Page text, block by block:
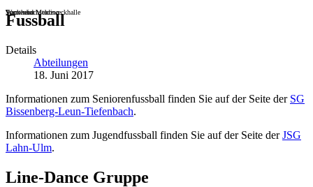
Sportheim
Turn- und Mehrzweckhalle
Wackenbachstadion
Fussball
Details
Abteilungen
18. Juni 2017
Informationen zum Seniorenfussball finden Sie auf der Seite der SG
Bissenberg-Leun-Tiefenbach.
Informationen zum Jugendfussball finden Sie auf der Seite derJSG
Lahn-Ulm.
Line-Dance Gruppe